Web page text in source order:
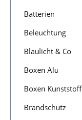
Batterien
Beleuchtung
Blaulicht & Co
Boxen Alu
Boxen Kunststoff
Brandschutz